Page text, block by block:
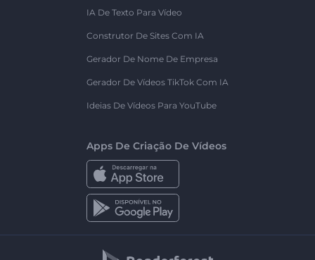
IA De Texto Para Vídeo
Construtor De Sites Com IA
Gerador De Nome De Empresa
Gerador De Vídeos TikTok Com IA
Ideias De Vídeos Para YouTube
Apps De Criação De Vídeos